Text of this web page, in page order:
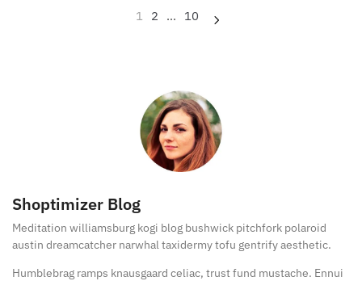
1 2 … 10
Shoptimizer Blog
Meditation williamsburg kogi blog bushwick pitchfork polaroid
austin dreamcatcher narwhal taxidermy tofu gentrify aesthetic.
Humblebrag ramps knausgaard celiac, trust fund mustache. Ennui